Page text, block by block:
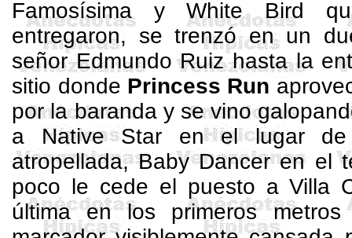
Famosísima y WhiteBird
entregaron, se trenzó en un
señor Edmundo Ruiz hasta la
sitio dondePrincess Run
por la baranda y se vino
aNative Star en el lugar de
atropellada,Baby Danceren el
poco le cede el puesto a Villa
última en los primeros